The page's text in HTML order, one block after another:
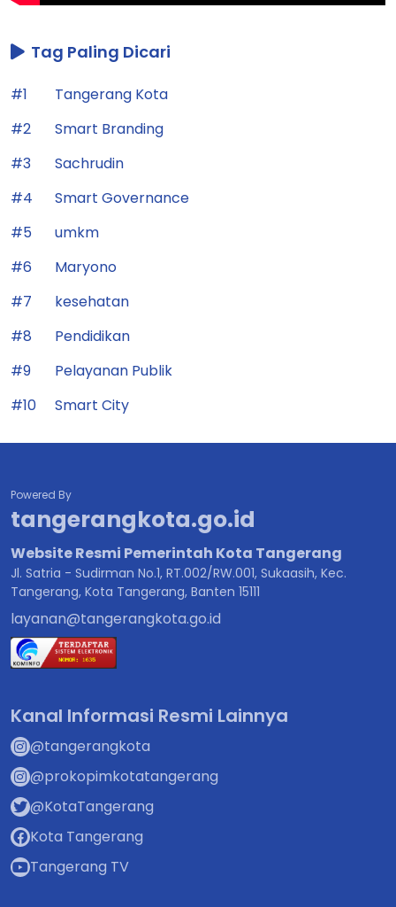
Tag Paling Dicari
#1
Tangerang Kota
#2
Smart Branding
#3
Sachrudin
#4
Smart Governance
#5
umkm
#6
Maryono
#7
kesehatan
#8
Pendidikan
#9
Pelayanan Publik
#10
Smart City
Powered By
tangerangkota.go.id
Website Resmi Pemerintah Kota Tangerang
Jl. Satria - Sudirman No.1, RT.002/RW.001, Sukaasih, Kec.
Tangerang, Kota Tangerang, Banten 15111
layanan@tangerangkota.go.id
Kanal Informasi Resmi Lainnya
@tangerangkota
@prokopimkotatangerang
@KotaTangerang
Kota Tangerang
Tangerang TV